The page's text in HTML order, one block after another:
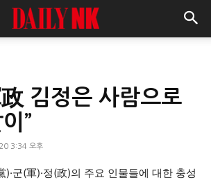
김정은 사람으로
”
3:34 오후
)·군(軍)·정(政)의 주요 인물들에 대한 충성